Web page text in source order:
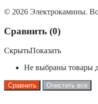
© 2026 Электрокамины.
Сравнить (0)
СкрытьПоказать
Не выбраны товары
Сравнить Очистить все